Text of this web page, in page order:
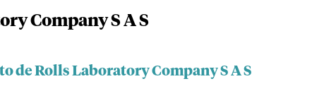
Company S A S
de Rolls Laboratory Company S A S